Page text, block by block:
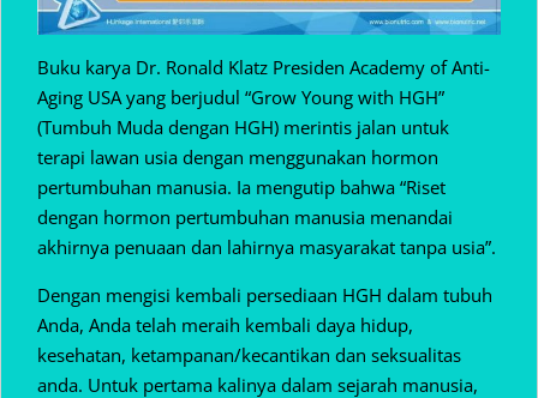
Buku karya Dr. Ronald Klatz Presiden Academy of Anti-
Aging USA yang berjudul “Grow Young with HGH”
(Tumbuh Muda dengan HGH) merintis jalan untuk
terapi lawan usia dengan menggunakan hormon
pertumbuhan manusia. Ia mengutip bahwa “Riset
dengan hormon pertumbuhan manusia menandai
akhirnya penuaan dan lahirnya masyarakat tanpa usia”.
Dengan mengisi kembali persediaan HGH dalam tubuh
Anda, Anda telah meraih kembali daya hidup,
kesehatan, ketampanan/kecantikan dan seksualitas
anda. Untuk pertama kalinya dalam sejarah manusia,